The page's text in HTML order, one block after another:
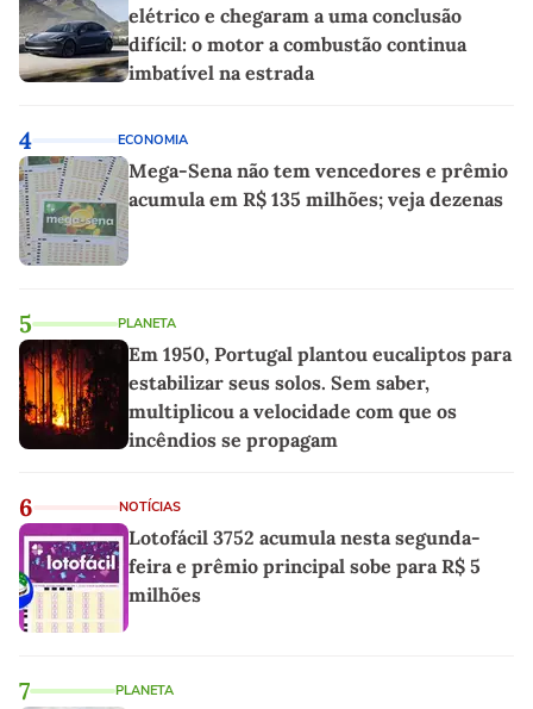
elétrico e chegaram a uma conclusão
difícil: o motor a combustão continua
imbatível na estrada
4 ECONOMIA
Mega-Sena não tem vencedores e prêmio
acumula em R$ 135 milhões; veja dezenas
5 PLANETA
Em 1950, Portugal plantou eucaliptos para
estabilizar seus solos. Sem saber,
multiplicou a velocidade com que os
incêndios se propagam
6 NOTÍCIAS
Lotofácil 3752 acumula nesta segunda-
feira e prêmio principal sobe para R$ 5
milhões
7 PLANETA